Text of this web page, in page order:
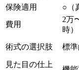
保険適用
○（
費用
2万
時）
術式の選択肢 標
見た目の仕上